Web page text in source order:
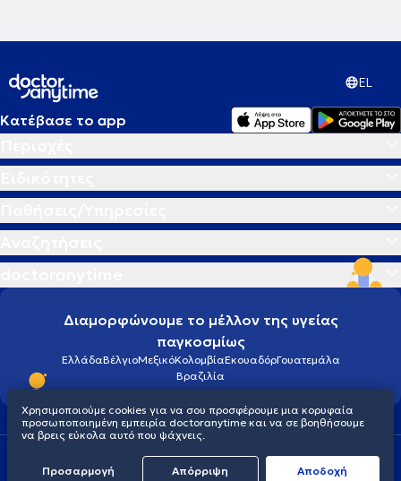
EL
Κατέβασε το app
Διαμορφώνουμε το μέλλον της υγείας
παγκοσμίως
ΕλλάδαΒέλγιοΜεξικόΚολομβίαΕκουαδόρΓουατεμάλα
Βραζιλία
Πολιτική προστασίας προσωπικού απορρήτου
© 2026 doctoranytime
Χρησιμοποιούμε cookies για να σου προσφέρουμε μια κορυφαία
προσωποποιημένη εμπειρία doctoranytime και να σε βοηθήσουμε
να βρεις εύκολα αυτό που ψάχνεις.
Προσαρμογή Απόρριψη Aποδοχή